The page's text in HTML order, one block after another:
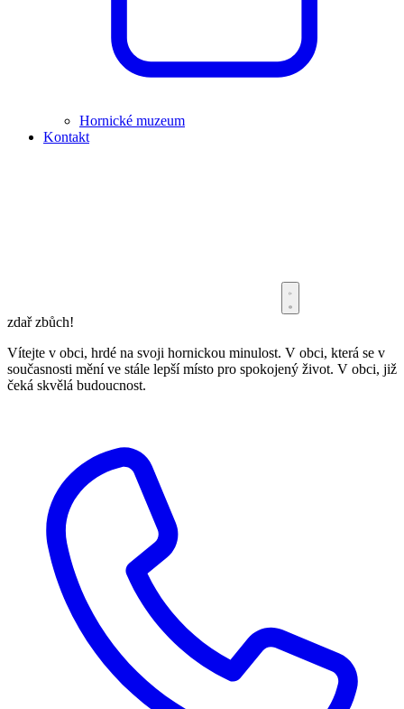
Hornické muzeum
Kontakt
zdař zbůch!
Vítejte v obci, hrdé na svoji hornickou minulost. V obci, která se v
současnosti mění ve stále lepší místo pro spokojený život. V obci, již
čeká skvělá budoucnost.